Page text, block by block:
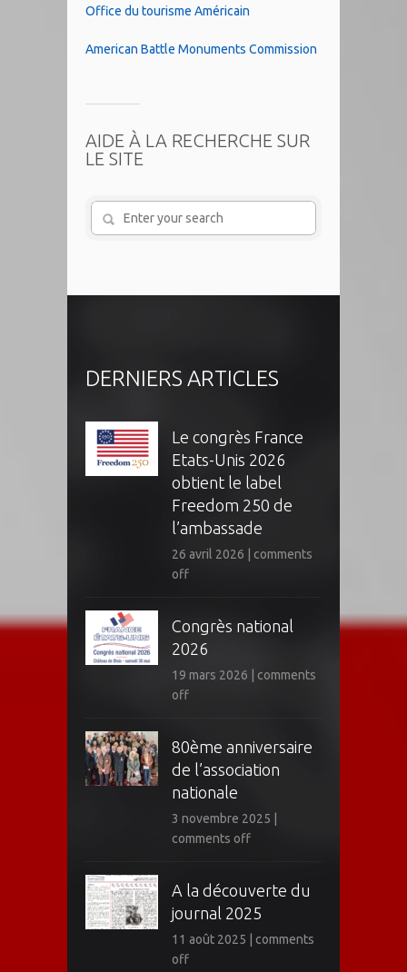
Office du tourisme Américain
American Battle Monuments Commission
AIDE À LA RECHERCHE SUR
LE SITE
DERNIERS ARTICLES
Le congrès France
Etats-Unis 2026
obtient le label
Freedom 250 de
l’ambassade
26 avril 2026
comments
off
Congrès national
2026
19 mars 2026
comments
off
80ème anniversaire
de l’association
nationale
3 novembre 2025
comments off
A la découverte du
journal 2025
11 août 2025
comments
off